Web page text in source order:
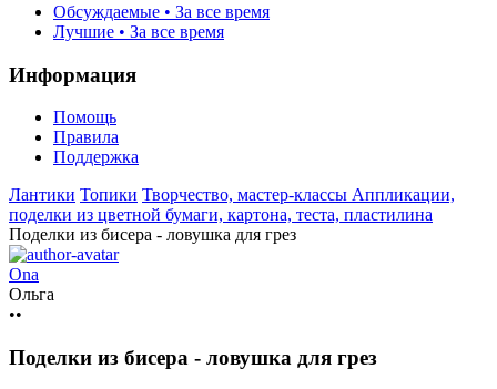
Обсуждаемые • За все время
Лучшие • За все время
Информация
Помощь
Правила
Поддержка
Лантики Топики Творчество, мастер-классы Аппликации,
поделки из цветной бумаги, картона, теста, пластилина
Поделки из бисера - ловушка для грез
Ona
Ольга
••
Поделки из бисера - ловушка для грез